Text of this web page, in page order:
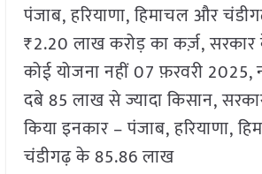
पंजाब, हरियाणा, हिमाचल और
₹2.20 लाख करोड़ का कर्ज़, सरकार
कोई योजना नहीं 07 फ़रवरी 2025,
दबे 85 लाख से ज्यादा किसान,
किया इनकार – पंजाब, हरियाणा,
चंडीगढ़ के 85.86 लाख